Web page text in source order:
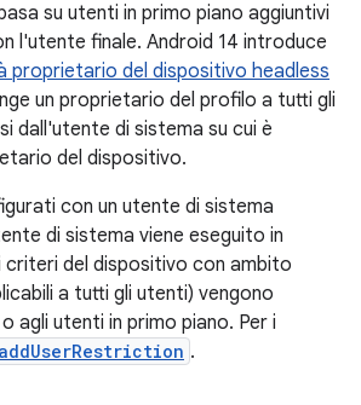
su utenti in primo piano aggiuntivi
l'utente finale. Android 14 introduce
proprietario del dispositivo headless
un proprietario del profilo a tutti gli
dall'utente di sistema su cui è
del dispositivo.
con un utente di sistema
di sistema viene eseguito in
criteri del dispositivo con ambito
a tutti gli utenti) vengono
agli utenti in primo piano. Per i
addUserRestriction .